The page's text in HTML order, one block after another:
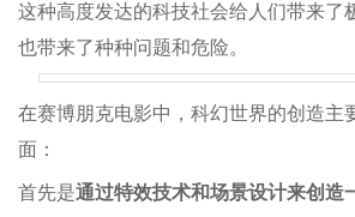
这种高度发达的科技社会给人们带来了
也带来了种种问题和危险。
在赛博朋克电影中，科幻世界的创造主
面：
首先是通过特效技术和场景设计来创造